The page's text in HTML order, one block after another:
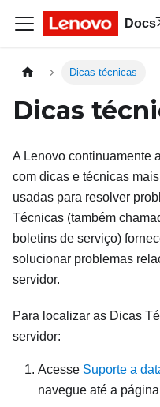
Docs
Dicas técnicas
Dicas
A Lenovo continuamente
com dicas e técnicas
usadas para resolver
Técnicas (também
boletins de serviço)
solucionar problemas
servidor.
Para localizar as Dicas
servidor:
Acesse Suporte a
navegue até a